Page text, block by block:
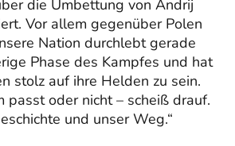
die Umbettung von Andrij
Vor allem gegenüber Polen
Nation durchlebt gerade
Phase des Kampfes und hat
stolz auf ihre Helden zu sein.
passt oder nicht – scheiß drauf.
und unser Weg.“